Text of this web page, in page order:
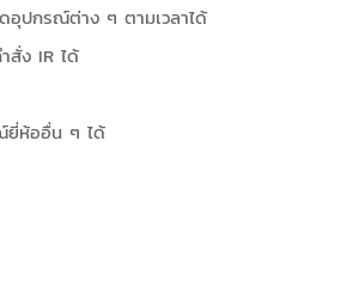
อุปกรณ์ต่าง ๆ ตามเวลาได้
สั่ง IR ได้
ยี่ห้ออื่น ๆ ได้